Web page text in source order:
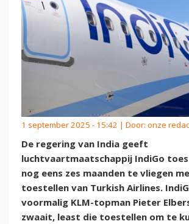
1 september 2025 - 15:42 | Door: onze
De regering van India geeft
luchtvaartmaatschappij IndiGo
nog eens zes maanden te vliegen
toestellen van Turkish Airlines.
voormalig KLM-topman Pieter
zwaait, least die toestellen om te